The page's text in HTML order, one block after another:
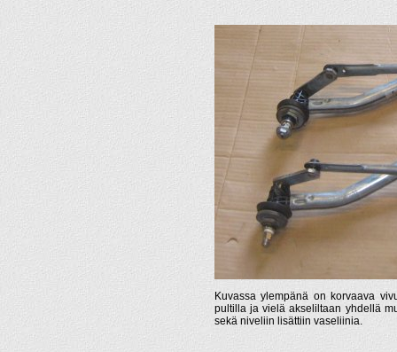
Kuvassa ylempänä on korvaava
pultilla ja vielä akseliltaan yhdellä
sekä niveliin lisättiin vaseliinia.